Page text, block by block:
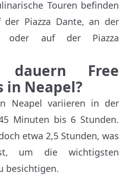
Touren befinden
Piazza Dante, an der
oder auf der Piazza
Free
in Neapel?
Neapel variieren in der
Minuten bis 6 Stunden.
etwa 2,5 Stunden, was
um die wichtigsten
besichtigen.